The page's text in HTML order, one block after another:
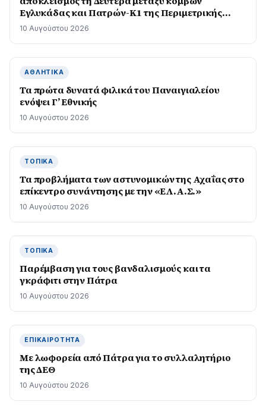
Εγλυκάδας και Πατρών-Κ1 της Περιμετρικής
Πατρών
10 Αυγούστου 2026
ΑΘΛΗΤΙΚΆ
Τα πρώτα δυνατά φιλικά του Παναιγιαλείου
ενόψει Γ’ Εθνικής
10 Αυγούστου 2026
ΤΟΠΙΚΆ
Τα προβλήματα των αστυνομικών της Αχαΐας στο
επίκεντρο συνάντησης με την «ΕΛ.Α.Σ.»
10 Αυγούστου 2026
ΤΟΠΙΚΆ
Παρέμβαση για τους βανδαλισμούς και τα
γκράφιτι στην Πάτρα
10 Αυγούστου 2026
ΕΠΙΚΑΙΡΌΤΗΤΑ
Με λωφορεία από Πάτρα για το συλλαλητήριο
της ΔΕΘ
10 Αυγούστου 2026